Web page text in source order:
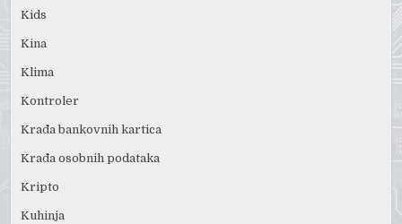
Kids
Kina
Klima
Kontroler
Krađa bankovnih kartica
Krađa osobnih podataka
Kripto
Kuhinja